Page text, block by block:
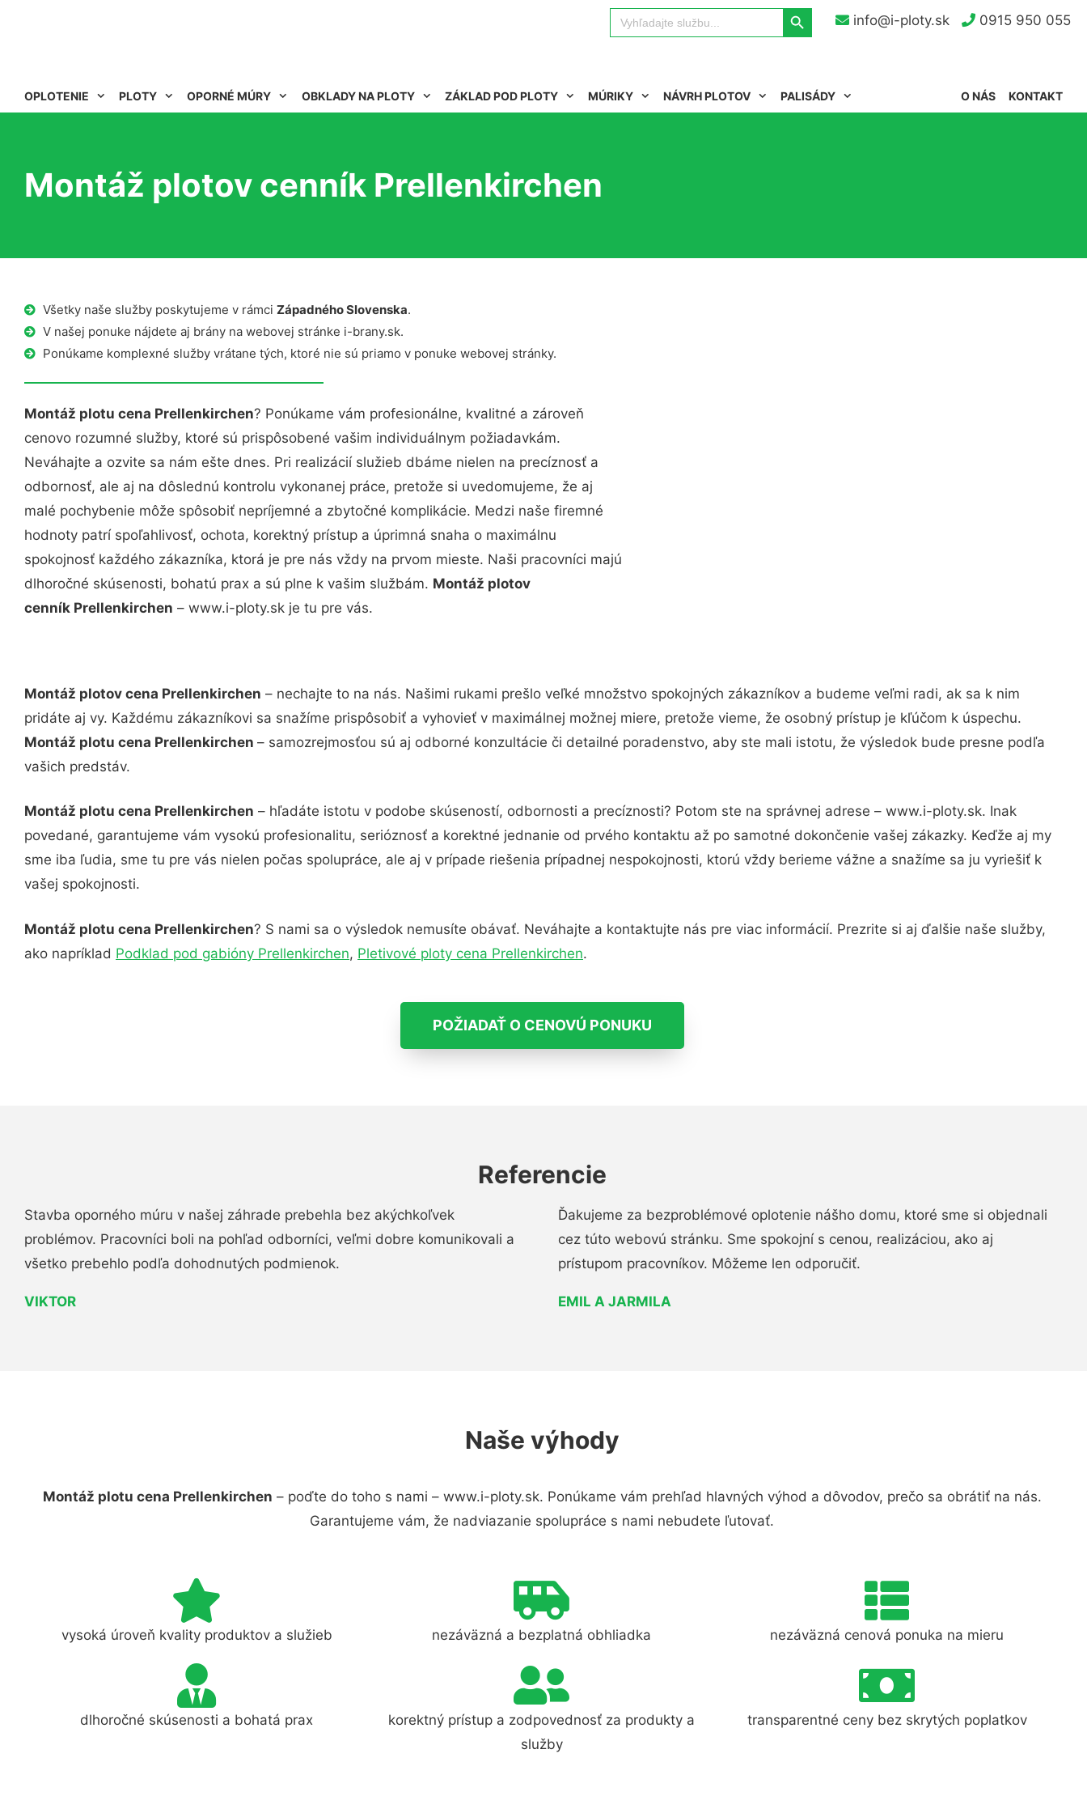
info@i-ploty.sk 0915 950 055
Search
for:
Search Button
OPLOTENIE PLOTY OPORNÉ MÚRY OBKLADY NA PLOTY ZÁKLAD POD PLOTY MÚRIKY NÁVRH PLOTOV PALISÁDY KONTAKT
O NÁS
Montáž plotov cenník Prellenkirchen
Všetky naše služby poskytujeme v rámci Západného Slovenska.
V našej ponuke nájdete aj brány na webovej stránke i-brany.sk.
Ponúkame komplexné služby vrátane tých, ktoré nie sú priamo v ponuke webovej stránky.
Montáž plotu cena Prellenkirchen? Ponúkame vám profesionálne, kvalitné a zároveň
cenovo rozumné služby, ktoré sú prispôsobené vašim individuálnym požiadavkám.
Neváhajte a ozvite sa nám ešte dnes. Pri realizácií služieb dbáme nielen na precíznosť a
odbornosť, ale aj na dôslednú kontrolu vykonanej práce, pretože si uvedomujeme, že aj
malé pochybenie môže spôsobiť nepríjemné a zbytočné komplikácie. Medzi naše firemné
hodnoty patrí spoľahlivosť, ochota, korektný prístup a úprimná snaha o maximálnu
spokojnosť každého zákazníka, ktorá je pre nás vždy na prvom mieste. Naši pracovníci majú
dlhoročné skúsenosti, bohatú prax a sú plne k vašim službám. Montáž plotov
cenník Prellenkirchen – www.i-ploty.sk je tu pre vás.
Montáž plotov cena Prellenkirchen – nechajte to na nás. Našimi rukami prešlo veľké množstvo spokojných zákazníkov a budeme veľmi radi, ak sa k nim
pridáte aj vy. Každému zákazníkovi sa snažíme prispôsobiť a vyhovieť v maximálnej možnej miere, pretože vieme, že osobný prístup je kľúčom k úspechu.
Montáž plotu cena Prellenkirchen – samozrejmosťou sú aj odborné konzultácie či detailné poradenstvo, aby ste mali istotu, že výsledok bude presne podľa
vašich predstáv.
Montáž plotu cena Prellenkirchen – hľadáte istotu v podobe skúseností, odbornosti a precíznosti? Potom ste na správnej adrese – www.i-ploty.sk. Inak
povedané, garantujeme vám vysokú profesionalitu, serióznosť a korektné jednanie od prvého kontaktu až po samotné dokončenie vašej zákazky. Keďže aj my
sme iba ľudia, sme tu pre vás nielen počas spolupráce, ale aj v prípade riešenia prípadnej nespokojnosti, ktorú vždy berieme vážne a snažíme sa ju vyriešiť k
vašej spokojnosti.
Montáž plotu cena Prellenkirchen? S nami sa o výsledok nemusíte obávať. Neváhajte a kontaktujte nás pre viac informácií. Prezrite si aj ďalšie naše služby,
ako napríklad Podklad pod gabióny Prellenkirchen, Pletivové ploty cena Prellenkirchen.
POŽIADAŤ O CENOVÚ PONUKU
Referencie
Stavba oporného múru v našej záhrade prebehla bez akýchkoľvek
problémov. Pracovníci boli na pohľad odborníci, veľmi dobre komunikovali a
všetko prebehlo podľa dohodnutých podmienok.
VIKTOR
Ďakujeme za bezproblémové oplotenie nášho domu, ktoré sme si objednali
cez túto webovú stránku. Sme spokojní s cenou, realizáciou, ako aj
prístupom pracovníkov. Môžeme len odporučiť.
EMIL A JARMILA
Naše výhody
Montáž plotu cena Prellenkirchen – poďte do toho s nami – www.i-ploty.sk. Ponúkame vám prehľad hlavných výhod a dôvodov, prečo sa obrátiť na nás.
Garantujeme vám, že nadviazanie spolupráce s nami nebudete ľutovať.
vysoká úroveň kvality produktov a služieb nezáväzná a bezplatná obhliadka nezáväzná cenová ponuka na mieru
dlhoročné skúsenosti a bohatá prax
korektný prístup a zodpovednosť za produkty a
služby
transparentné ceny bez skrytých poplatkov